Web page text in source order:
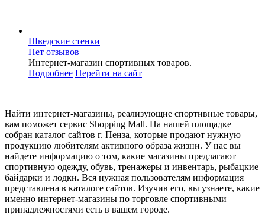
Шведские стенки
Нет отзывов
Интернет-магазин спортивных товаров.
Подробнее Перейти на сайт
Найти интернет-магазины, реализующие спортивные товары,
вам поможет сервис Shopping Mall. На нашей площадке
собран каталог сайтов г. Пенза, которые продают нужную
продукцию любителям активного образа жизни. У нас вы
найдете информацию о том, какие магазины предлагают
спортивную одежду, обувь, тренажеры и инвентарь, рыбацкие
байдарки и лодки. Вся нужная пользователям информация
представлена в каталоге сайтов. Изучив его, вы узнаете, какие
именно интернет-магазины по торговле спортивными
принадлежностями есть в вашем городе.